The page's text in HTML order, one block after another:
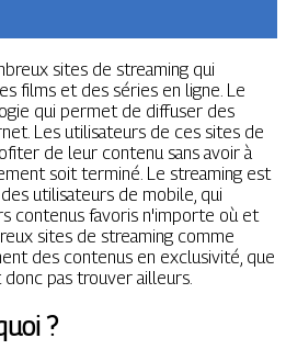
sites de streaming qui
films et des séries en ligne. Le
qui permet de diffuser des
Les utilisateurs de ces sites de
de leur contenu sans avoir à
soit terminé. Le streaming est
utilisateurs de mobile, qui
contenus favoris n'importe où et
sites de streaming comme
des contenus en exclusivité, que
pas trouver ailleurs.
?